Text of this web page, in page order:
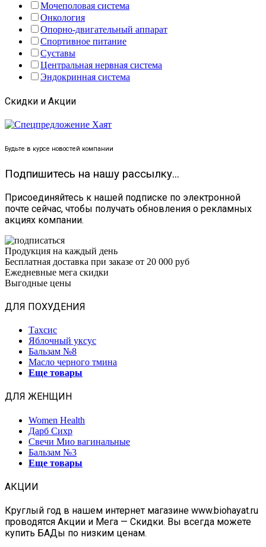
Мочеполовая система
Онкология
Опорно-двигательный аппарат
Спортивное питание
Суставы
Центральная нервная система
Эндокринная система
Скидки и Акции
Будьте в курсе новостей компании
Подпишитесь на нашу рассылку...
Присоединяйтесь к нашей подписке по электронной
почте сейчас, чтобы получать обновления о рекламных
акциях компании.
Продукция на каждый день
Бесплатная доставка при заказе от 20 000 руб
Ежедневные мега скидки
Выгодные цены
ДЛЯ ПОХУДЕНИЯ
Тахсис
Яблочный уксус
Бальзам №8
Масло черного тмина
Еще товары
ДЛЯ ЖЕНЩИН
Women Health
Дарб Сихр
Свечи Мио вагинальные
Бальзам №3
Еще товары
АКЦИИ
Круглый год в нашем интернет магазине www.biohayat.ru
проводятся Акции и Мега — Скидки. Вы всегда можете
купить БАДы по низким ценам.